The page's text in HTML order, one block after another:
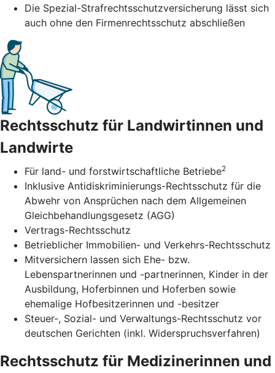
Die Spezial-Strafrechtsschutzversicherung lässt sich
auch ohne den Firmenrechtsschutz abschließen
Rechtsschutz für Landwirtinnen und
Landwirte
Für land- und forstwirtschaftliche Betriebe2
Inklusive Antidiskriminierungs-Rechtsschutz für die
Abwehr von Ansprüchen nach dem Allgemeinen
Gleichbehandlungsgesetz (AGG)
Vertrags-Rechtsschutz
Betrieblicher Immobilien- und Verkehrs-Rechtsschutz
Mitversichern lassen sich Ehe- bzw.
Lebenspartnerinnen und -partnerinnen, Kinder in der
Ausbildung, Hoferbinnen und Hoferben sowie
ehemalige Hofbesitzerinnen und -besitzer
Steuer-, Sozial- und Verwaltungs-Rechtsschutz vor
deutschen Gerichten (inkl. Widerspruchsverfahren)
Rechtsschutz für Medizinerinnen und